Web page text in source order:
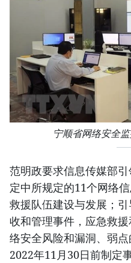
宁顺省网络安全
范明政要求信息传媒部
定中所规定的11个网络
救援队伍建设与发展；
收和管理事件，应急救
络安全风险和漏洞、弱
2022年11月30日前制定